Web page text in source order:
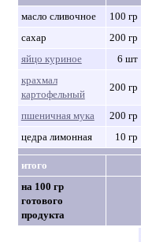
масло сливочное
100 гр
сахар
200 гр
яйцо куриное
6 шт
крахмал
картофельный
200 гр
пшеничная мука 200 гр
цедра лимонная
10 гр
итого
на 100 гр
готового
продукта